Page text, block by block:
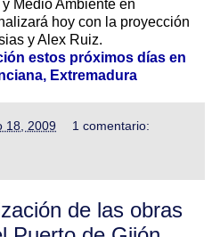
Medio Ambiente en
hoy con la proyección
y Alex Ruiz.
estos próximos días en
Extremadura
18, 2009 1 comentario:
de las obras